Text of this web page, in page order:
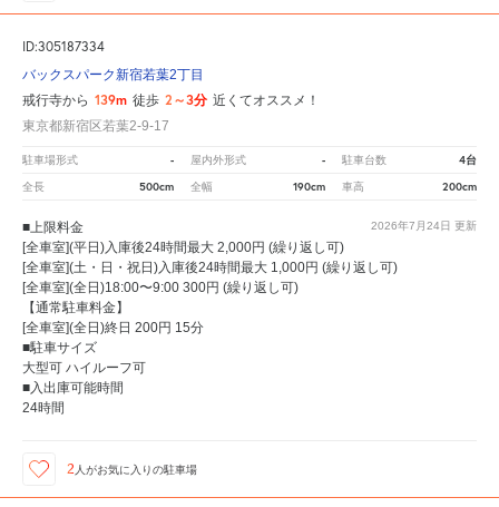
ID:305187334
バックスパーク新宿若葉2丁目
戒行寺から 139m 徒歩 2～3分 近くてオススメ！
東京都新宿区若葉2-9-17
駐車場形式 - 屋内外形式 - 駐車台数 4台
全長 500cm 全幅 190cm 車高 200cm
2026年7月24日 更新
■上限料金
[全車室](平日)入庫後24時間最大 2,000円 (繰り返し可)
[全車室](土・日・祝日)入庫後24時間最大 1,000円 (繰り返し可)
[全車室](全日)18:00〜9:00 300円 (繰り返し可)
【通常駐車料金】
[全車室](全日)終日 200円 15分
■駐車サイズ
大型可 ハイルーフ可
■入出庫可能時間
24時間
2 人がお気に入りの駐車場